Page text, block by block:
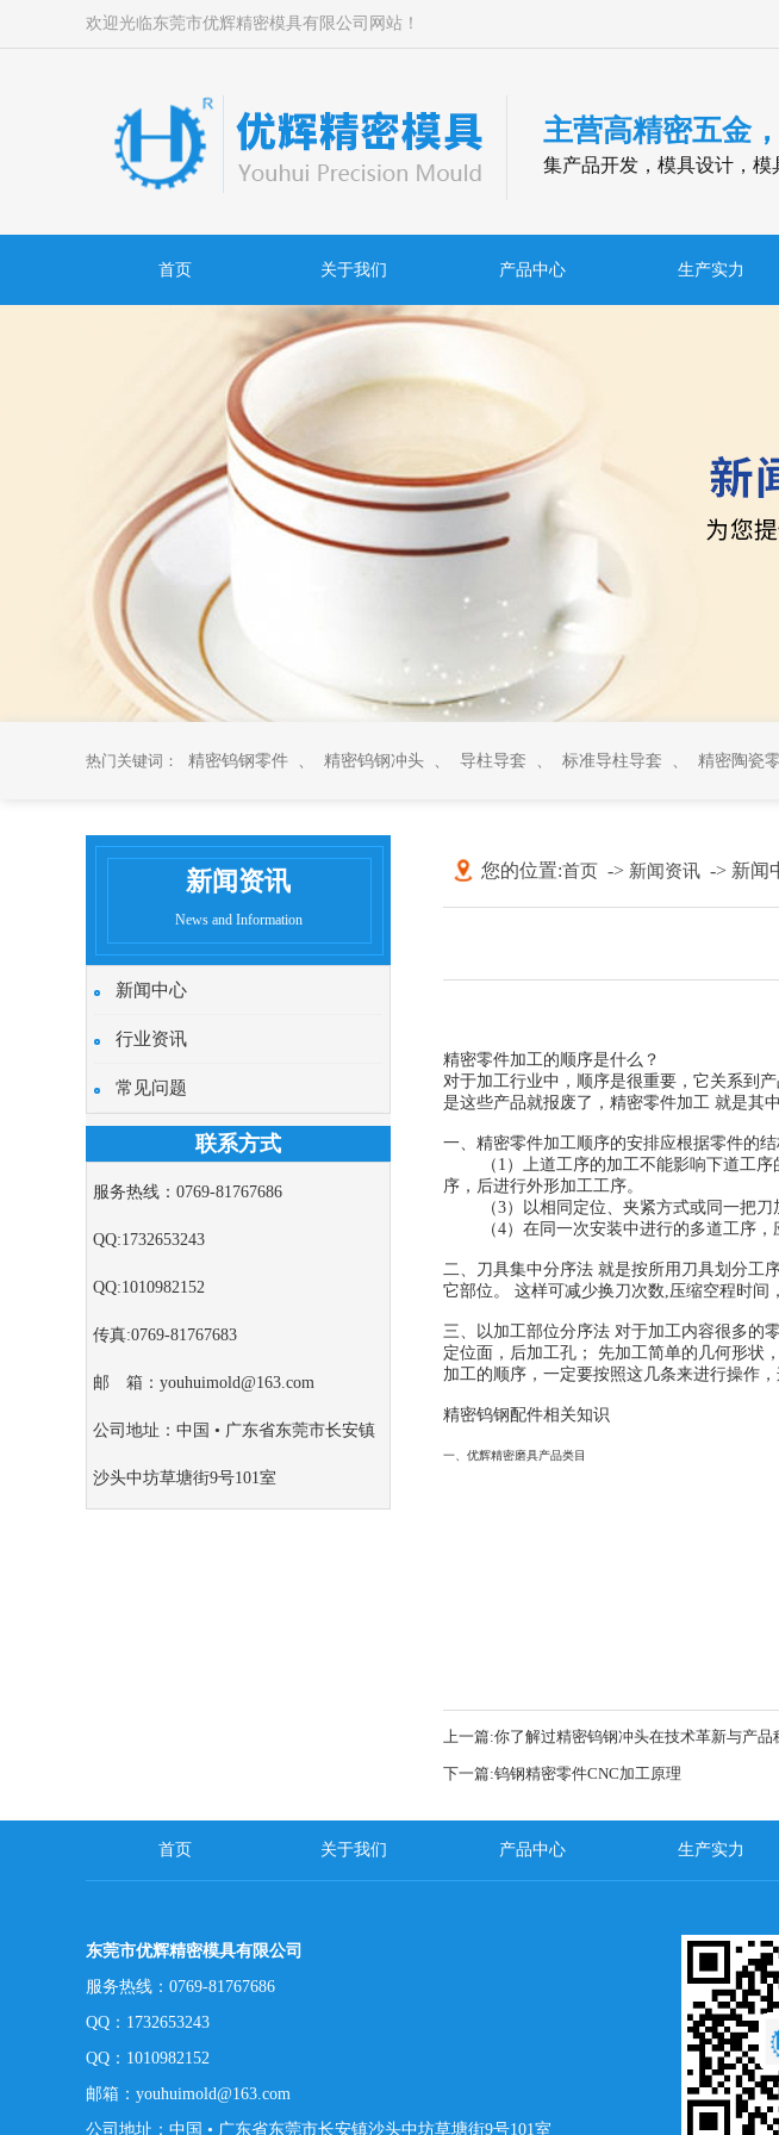
欢迎光临东莞市优辉精密模具有限公司网站！
主营高精密五金
集产品开发，模具设计，
首页 关于我们 产品中心 生产实力
热门关键词： 精密钨钢零件 、 精密钨钢冲头 、 导柱导套 、 标准导柱导套 、 精密陶瓷
新闻资讯
News and Information
新闻中心
行业资讯
常见问题
联系方式
服务热线：0769-81767686
QQ:1732653243
QQ:1010982152
传真:0769-81767683
邮 箱：youhuimold@163.com
公司地址：中国 • 广东省东莞市长安镇
沙头中坊草塘街9号101室
您的位置:首页 -> 新闻资讯 -> 新闻
精密零件加工的顺序是什么？
对于加工行业中，顺序是很重要，它关系到
是这些产品就报废了，精密零件加工 就是其
一、精密零件加工顺序的安排应根据零件的
（1）上道工序的加工不能影响下道工序
序，后进行外形加工工序。
（3）以相同定位、夹紧方式或同一把刀加
（4）在同一次安装中进行的多道工序，
二、刀具集中分序法 就是按所用刀具划分工
它部位。 这样可减少换刀次数,压缩空程时间
三、以加工部位分序法 对于加工内容很多的
定位面，后加工孔； 先加工简单的几何形状
加工的顺序，一定要按照这几条来进行操作
精密钨钢配件相关知识
一、优辉精密磨具产品类目
上一篇:你了解过精密钨钢冲头在技术革新与产品
下一篇:钨钢精密零件CNC加工原理
首页 关于我们 产品中心 生产实力
东莞市优辉精密模具有限公司
服务热线：0769-81767686
QQ：1732653243
QQ：1010982152
邮箱：youhuimold@163.com
公司地址：中国 • 广东省东莞市长安镇沙头中坊草塘街9号101室